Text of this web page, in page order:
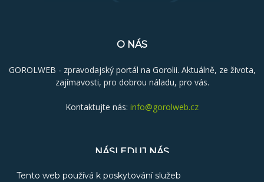
O NÁS
GOROLWEB - zpravodajský portál na Gorolii. Aktuálně, ze života,
zajímavosti, pro dobrou náladu, pro vás.
Kontaktujte nás: info@gorolweb.cz
NÁSLEDUJ NÁS
Tento web používá k poskytování služeb